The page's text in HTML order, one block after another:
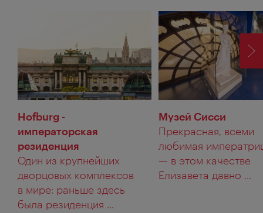
Hofburg -
императорская
резиденция
Один из крупнейших
дворцовых комплексов
в мире: раньше здесь
была резиденция ...
Музей Сисси
Прекрасная, всеми
любимая
— в этом качестве
Елизавета давно ...